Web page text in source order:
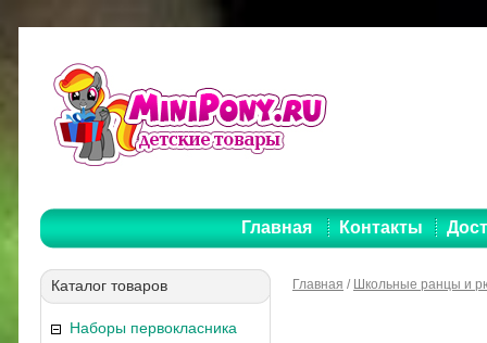
Главная Контакты
Каталог товаров
Наборы первокласника
Главная / Школьные ранцы и